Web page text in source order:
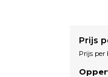
Prijs
Prijs per